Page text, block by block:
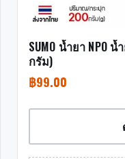
SUMO น้ำยา NPO
กรัม)
฿99.00